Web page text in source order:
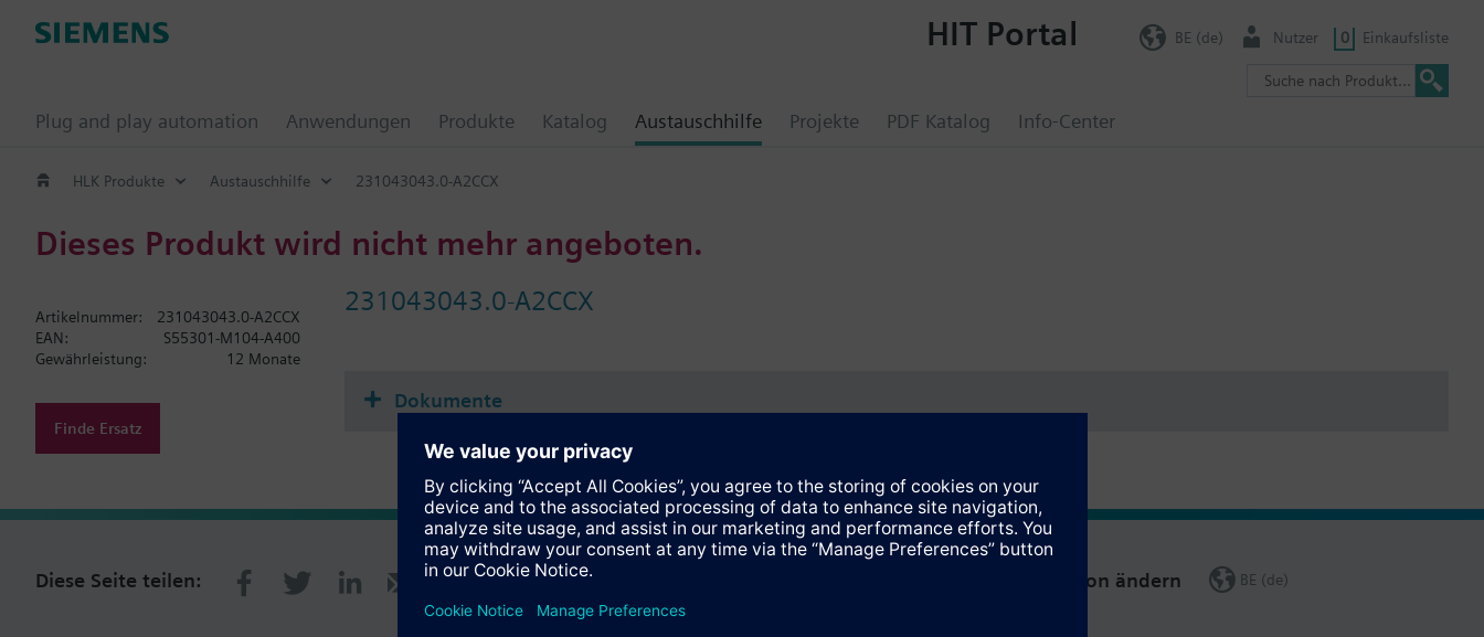
Plug and play automation Anwendungen Produkte Katalog Austauschhilfe Projekte PDF Katalog Info-Center
HIT Portal BE (de) Nutzer 0 Einkaufsliste
HLK Produkte Austauschhilfe 231043043.0-A2CCX
Dieses Produkt wird nicht mehr angeboten.
231043043.0-A2CCX
Artikelnummer:
231043043.0-A2CCX
EAN:
S55301-M104-A400
Gewährleistung:
12 Monate
Finde Ersatz
Dokumente
Diese Seite teilen: Region ändern BE (de)